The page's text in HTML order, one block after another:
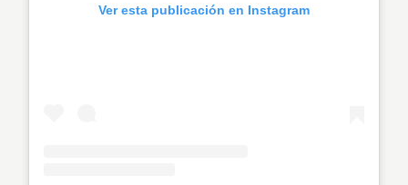
Ver esta publicación en Instagram